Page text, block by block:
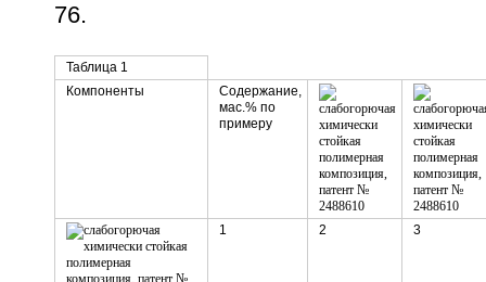
76.
Таблица 1
Компоненты
Содержание,
мас.% по
примеру
1 2 3